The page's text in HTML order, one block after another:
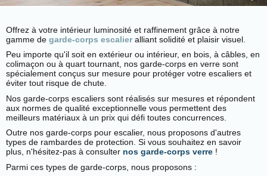
Offrez à votre intérieur luminosité et raffinement grâce à notre
gamme de garde-corps escalieralliant solidité et plaisir visuel.
Peu importe qu'il soit en extérieur ou intérieur, en bois, à câbles, en
colimaçon ou à quart tournant, nos garde-corps en verre sont
spécialement conçus sur mesure pour protéger votre escaliers et
éviter tout risque de chute.
Nos garde-corps escaliers sont réalisés sur mesures et répondent
aux normes de qualité exceptionnelle vous permettent des
meilleurs matériaux à un prix qui défi toutes concurrences.
Outre nos garde-corps pour escalier, nous proposons d'autres
types de rambardes de protection. Si vous souhaitez en savoir
plus, n'hésitez-pas à consulter nos garde-corps verre !
Parmi ces types de garde-corps, nous proposons :